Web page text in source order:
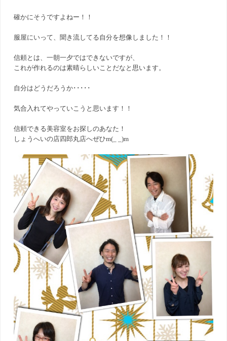
確かにそうですよねー！！
服屋にいって、聞き流してる自分を想像しました！！
信頼とは、一朝一夕ではできないですが、
これが作れるのは素晴らしいことだなと思います。
自分はどうだろうか･････
気合入れてやっていこうと思います！！
信頼できる美容室をお探しのあなた！
しょうへいの店四郎丸店へぜひm(_ _)m